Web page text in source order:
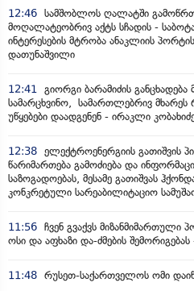
12:46 სამშობლოს ღალატში
მოღალატეობრივ აქტს სჩადის -
ინტერესების მტრობა ანაკლიის
დათუნაშვილი
12:41
გიორგი ბარამიძის
სამარცხვინო, სამართლებრივ მხარეს
უწყებები დაადგენენ - ირაკლი
12:38 ელექტროენერგიის გათიშვის
წარიმართება გამოძიება და
საზოგადოებას, მესამე გათიშვას
კონკრეტული სარეაბილიტაციო
11:56 ჩვენ გვაქვს მიზანმიმართული
ოსი და აფხაზი და-ძმების
11:48 რუსეთ-საქართველოს ომი